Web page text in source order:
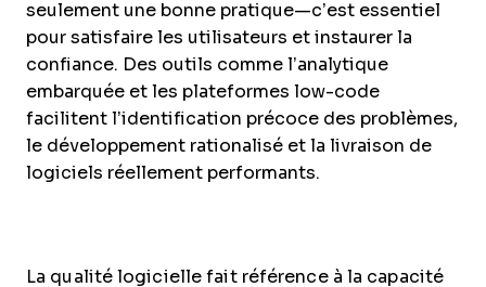
seulement une bonne pratique—c’est essentiel
pour satisfaire les utilisateurs et instaurer la
confiance. Des outils comme l’analytique
embarquée et les plateformes low-code
facilitent l’identification précoce des problèmes,
le développement rationalisé et la livraison de
logiciels réellement performants.
La qualité logicielle fait référence à la capacité